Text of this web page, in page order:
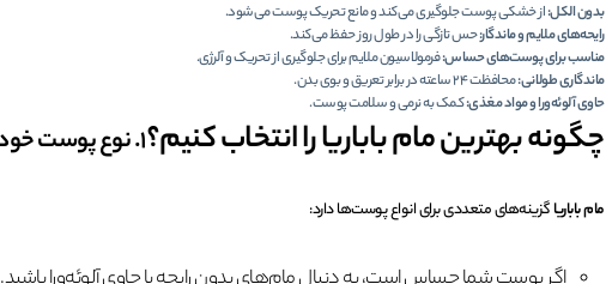
بدون الکل:از خشکی پوست جلوگیری می‌کند و مانع تحریک پوست می‌شود.
رایحه‌های ملایم و ماندگار:حس تازگی را در طول روز حفظ می‌کند.
مناسب برای پوست‌های حساس:فرمولاسیون ملایم برای جلوگیری از تحریک و آلرژی.
ماندگاری طولانی:محافظت 24 ساعته در برابر تعریق و بوی بدن.
حاوی آلوئه‌ورا و مواد مغذی:کمک به نرمی و سلامت پوست.
چگونه بهترین مام باباریا را انتخاب کنیم؟1. نوع پوست خود را بشناسید
مام باباریاگزینه‌های متعددی برای انواع پوست‌ها دارد: